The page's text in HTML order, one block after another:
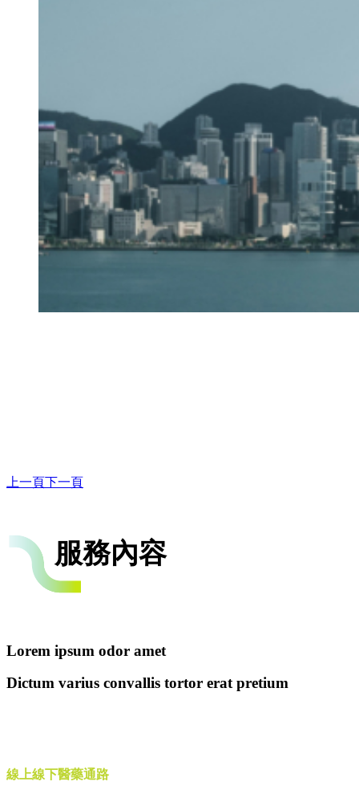
上一頁下一頁
服務內容
Lorem ipsum odor amet
Dictum varius convallis tortor erat pretium
線上線下醫藥通路